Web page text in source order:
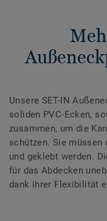
Unsere SET-IN
soliden PVC-Ecken,
zusammen, um die
schützen. Sie müssen
und geklebt werden.
für das Abdecken
dank ihrer Flexibilität